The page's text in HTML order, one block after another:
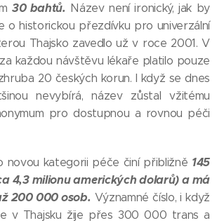
30 bahtů. Název není ironický, jak by
o historickou přezdívku pro univerzální
Thajsko zavedlo už v roce 2001. V
každou návštěvu lékaře platilo pouze
20 českých korun. I když se dnes
nevybírá, název zůstal vžitému
pro dostupnou a rovnou péči
novou kategorii péče činí přibližně 145
4,3 milionu amerických dolarů) a má
200 000 osob. Významné číslo, i když
v Thajsku žije přes 300 000 trans a